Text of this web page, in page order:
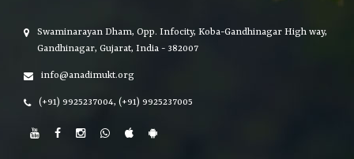
Swaminarayan Dham, Opp. Infocity, Koba-Gandhinagar High way,
Gandhinagar, Gujarat, India - 382007
info@anadimukt.org
(+91) 9925237004, (+91) 9925237005